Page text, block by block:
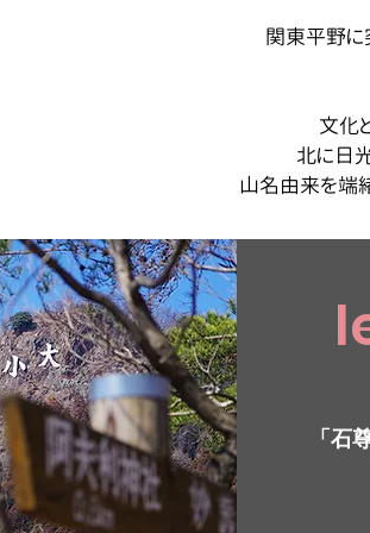
関東平野に
文化
北に日
山名由来を端
「石